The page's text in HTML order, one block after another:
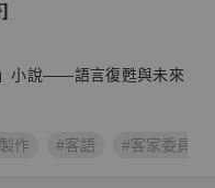
小說——語言復甦與未來
作 #客語 #客家委員會